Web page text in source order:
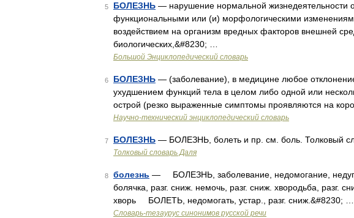
5 БОЛЕЗНЬ — нарушение нормальной жизнедеятельности
функциональными или (и) морфологическими
воздействием на организм вредных факторов внешней
биологических,&#8230; …
Большой Энциклопедический словарь
6 БОЛЕЗНЬ — (заболевание), в медицине любое
ухудшением функций тела в целом либо одной или
острой (резко выраженные симптомы проявляются на
Научно-технический энциклопедический словарь
7 БОЛЕЗНЬ — БОЛЕЗНЬ, болеть и пр. см. боль. Толковый
Толковый словарь Даля
8 болезнь — БОЛЕЗНЬ, заболевание, недомогание, недуг,
болячка, разг. сниж. немочь, разг. сниж. хвородьба, разг.
хворь БОЛЕТЬ, недомогать, устар., разг. сниж.&#8230; …
Словарь-тезаурус синонимов русской речи